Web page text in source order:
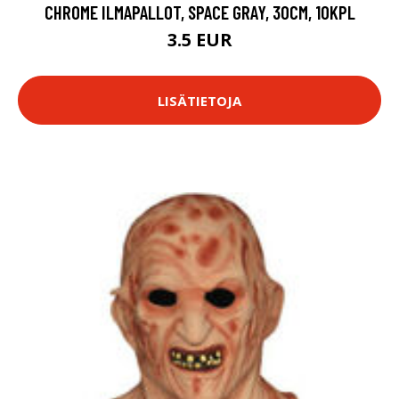
CHROME ILMAPALLOT, SPACE GRAY, 30CM, 10KPL
3.5 EUR
LISÄTIETOJA